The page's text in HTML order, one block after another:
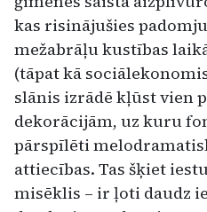
kas risinājušies
mežabrāļu kustības
(tāpat kā
slānis izrādē kļūst vien
dekorācijām, uz kuru
pārspīlēti
attiecības. Tas šķiet
misēklis – ir ļoti daudz